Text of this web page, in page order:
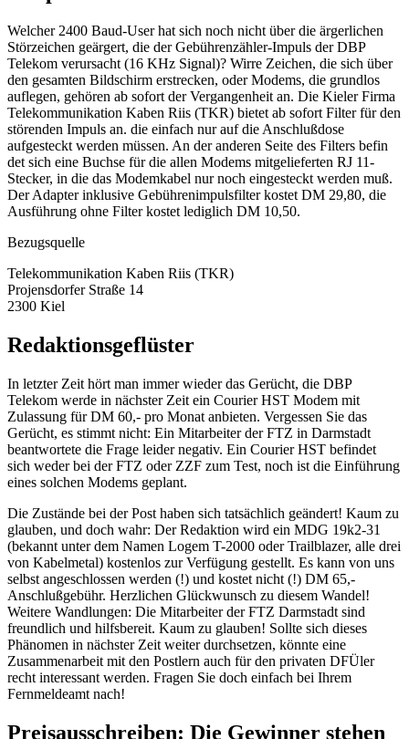
Welcher 2400 Baud-User hat sich noch nicht über die ärgerlichen
Störzeichen geärgert, die der Gebührenzähler-Impuls der DBP
Telekom verursacht (16 KHz Signal)? Wirre Zeichen, die sich über
den gesamten Bildschirm erstrecken, oder Modems, die grundlos
auflegen, gehören ab sofort der Vergangenheit an. Die Kieler Firma
Telekommunikation Kaben Riis (TKR) bietet ab sofort Filter für den
störenden Impuls an. die einfach nur auf die Anschlußdose
aufgesteckt werden müssen. An der anderen Seite des Filters befin
det sich eine Buchse für die allen Modems mitgelieferten RJ 11-
Stecker, in die das Modemkabel nur noch eingesteckt werden muß.
Der Adapter inklusive Gebührenimpulsfilter kostet DM 29,80, die
Ausführung ohne Filter kostet lediglich DM 10,50.
Bezugsquelle
Telekommunikation Kaben Riis (TKR)
Projensdorfer Straße 14
2300 Kiel
Redaktionsgeflüster
In letzter Zeit hört man immer wieder das Gerücht, die DBP
Telekom werde in nächster Zeit ein Courier HST Modem mit
Zulassung für DM 60,- pro Monat anbieten. Vergessen Sie das
Gerücht, es stimmt nicht: Ein Mitarbeiter der FTZ in Darmstadt
beantwortete die Frage leider negativ. Ein Courier HST befindet
sich weder bei der FTZ oder ZZF zum Test, noch ist die Einführung
eines solchen Modems geplant.
Die Zustände bei der Post haben sich tatsächlich geändert! Kaum zu
glauben, und doch wahr: Der Redaktion wird ein MDG 19k2-31
(bekannt unter dem Namen Logem T-2000 oder Trailblazer, alle drei
von Kabelmetal) kostenlos zur Verfügung gestellt. Es kann von uns
selbst angeschlossen werden (!) und kostet nicht (!) DM 65,-
Anschlußgebühr. Herzlichen Glückwunsch zu diesem Wandel!
Weitere Wandlungen: Die Mitarbeiter der FTZ Darmstadt sind
freundlich und hilfsbereit. Kaum zu glauben! Sollte sich dieses
Phänomen in nächster Zeit weiter durchsetzen, könnte eine
Zusammenarbeit mit den Postlern auch für den privaten DFÜler
recht interessant werden. Fragen Sie doch einfach bei Ihrem
Fernmeldeamt nach!
Preisausschreiben: Die Gewinner stehen